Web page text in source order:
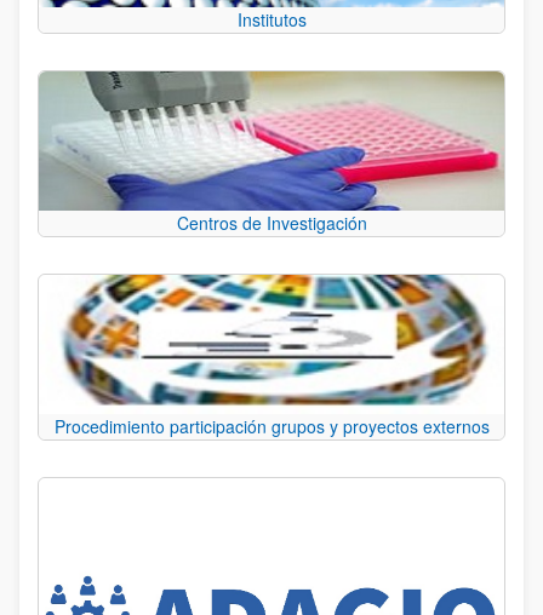
Institutos
Centros de Investigación
Procedimiento participación grupos y proyectos externos